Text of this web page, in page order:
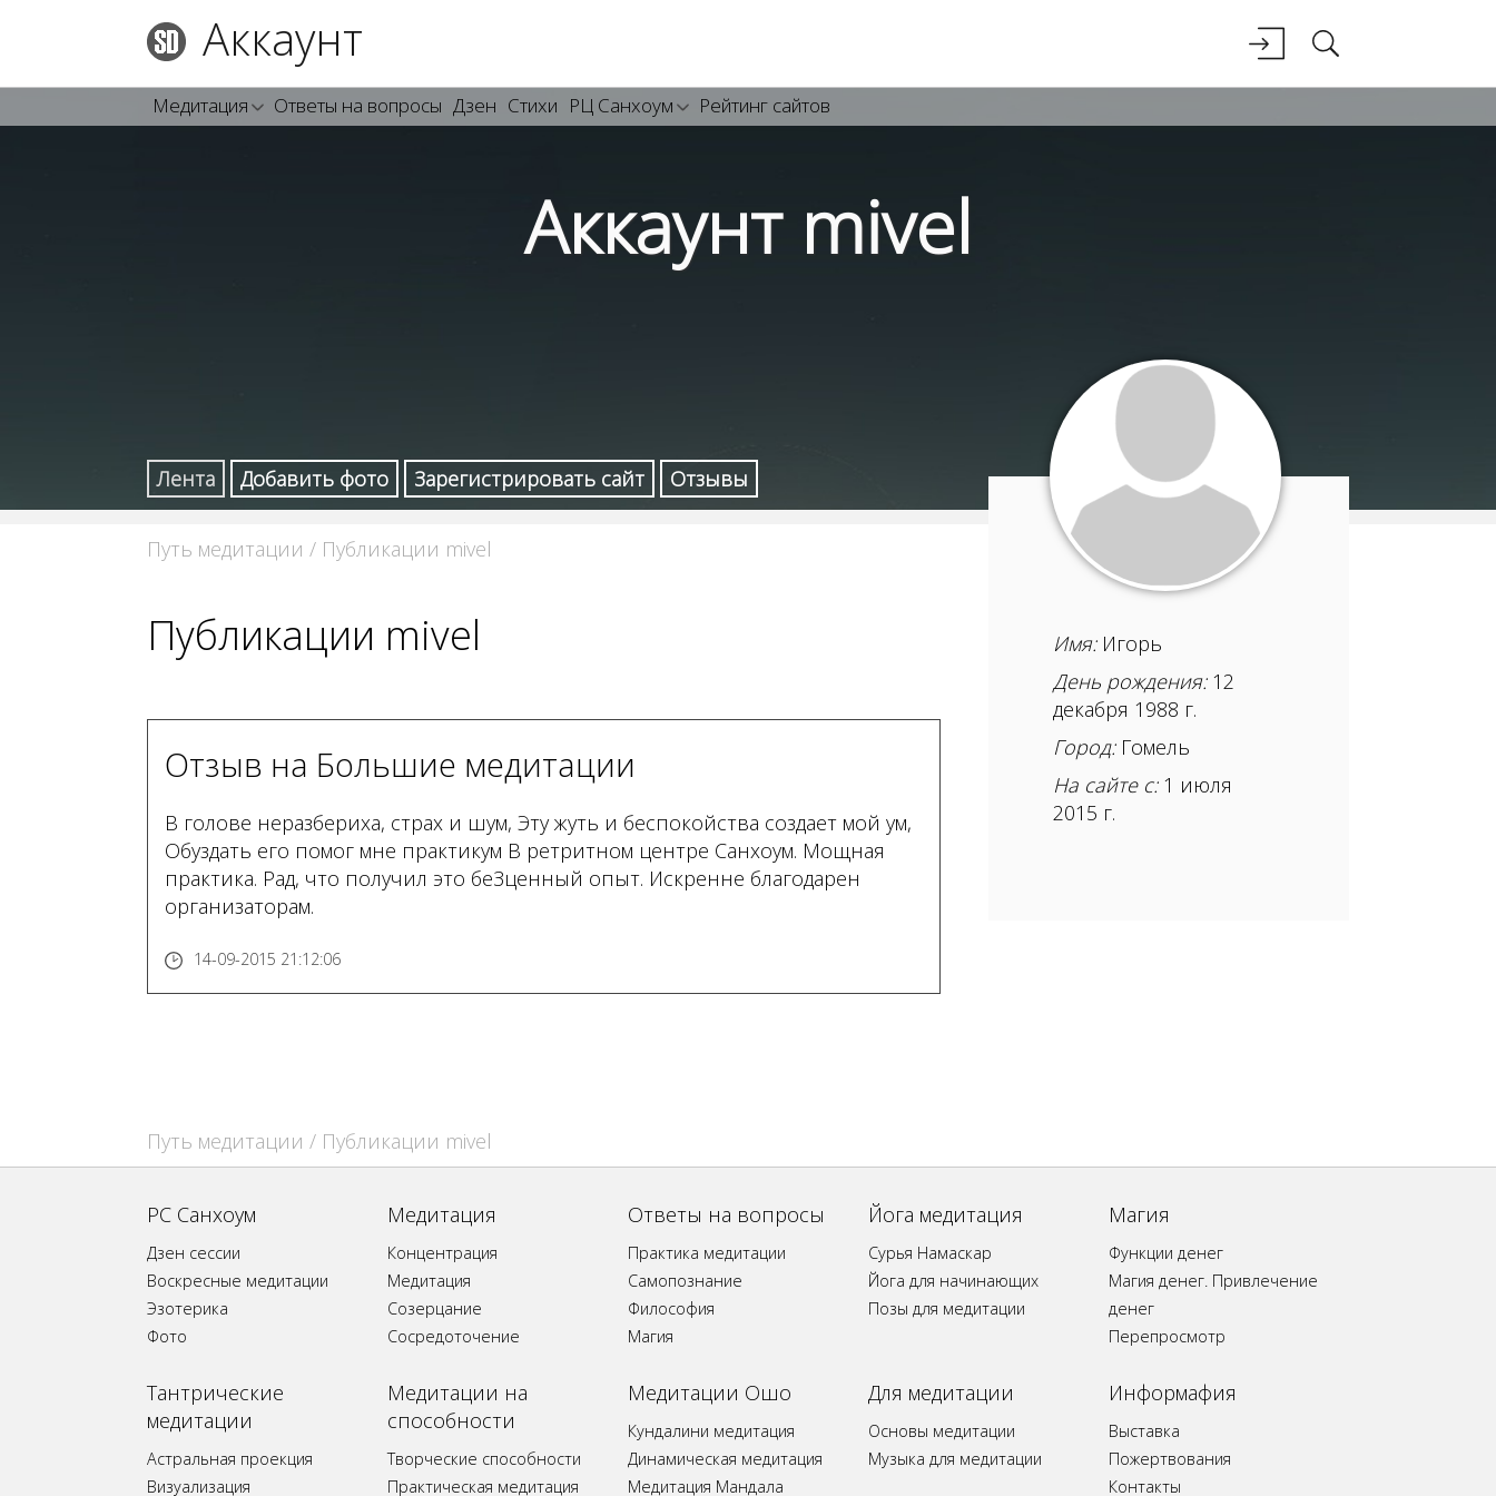
Аккаунт
Медитация Ответы на вопросы Дзен Стихи РЦ Санхоум Рейтинг сайтов
Аккаунт mivel
Лента Добавить фото Зарегистрировать сайт Отзывы
Путь медитации / Публикации mivel
Имя:Игорь
День рождения:12
декабря 1988 г.
Город:Гомель
На сайте с:1 июля
2015 г.
Публикации mivel
Отзыв на Большие медитации
В голове неразбериха, страх и шум, Эту жуть и беспокойства создает мой ум,
Обуздать его помог мне практикум В ретритном центре Санхоум. Мощная
практика. Рад, что получил это беЗценный опыт. Искренне благодарен
организаторам.
14-09-2015 21:12:06
Путь медитации / Публикации mivel
РС Санхоум
Дзен сессии
Воскресные медитации
Эзотерика
Фото
Медитация
Концентрация
Медитация
Созерцание
Сосредоточение
Ответы на вопросы
Практика медитации
Самопознание
Философия
Магия
Йога медитация
Сурья Намаскар
Йога для начинающих
Позы для медитации
Магия
Функции денег
Магия денег. Привлечение
денег
Перепросмотр
Tантрические
медитации
Астральная проекция
Визуализация
Медитации на
способности
Творческие способности
Практическая медитация
Медитации Ошо
Кундалини медитация
Динамическая медитация
Медитация Мандала
Для медитации
Основы медитации
Музыка для медитации
Информафия
Выставка
Пожертвования
Контакты